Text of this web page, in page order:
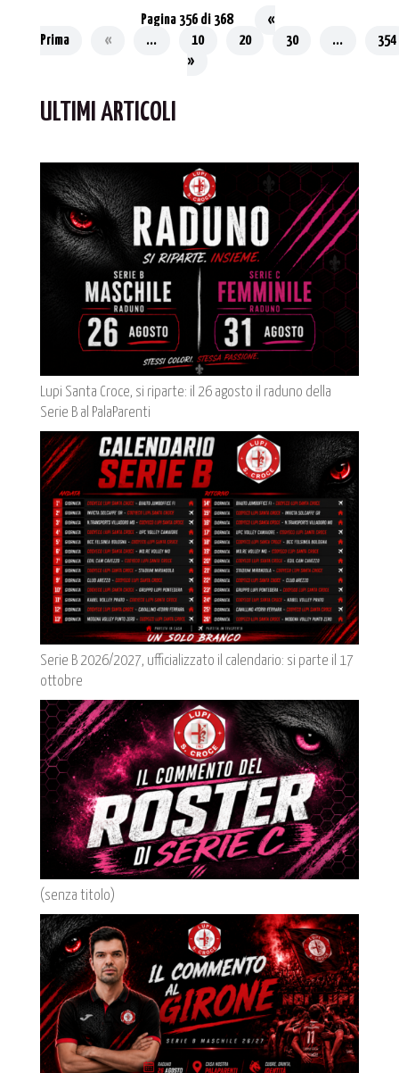
Pagina 356 di 368
«
Prima
« ... 10 20 30 ...
354
»
ULTIMI ARTICOLI
Lupi Santa Croce, si riparte: il 26 agosto il raduno della
Serie B al PalaParenti
Serie B 2026/2027, ufficializzato il calendario: si parte il 17
ottobre
(senza titolo)